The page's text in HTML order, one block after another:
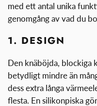
med ett antal unika
genomgång av vad du
1. DESIGN
Den knäböjda, blockiga
betydligt mindre än
dess extra långa
flesta. En silikonpiska